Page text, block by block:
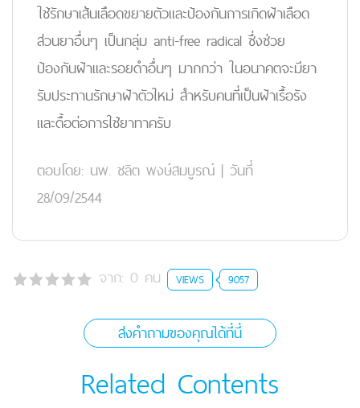
ใช้รักษาเส้นเลือดขยายตัวและป้องกันการเกิดฝ้าเลือด
ส่วนยาอื่นๆ เป็นกลุ่ม anti-free radical ซึ่งช่วย
ป้องกันฝ้าและรอยดำอื่นๆ มากกว่า ในอนาคตจะมียา
รับประทานรักษาฝ้าตัวใหม่ สำหรับคนที่เป็นฝ้าเรื้อรัง
และดื้อต่อการใช้ยาทาครับ
ตอบโดย: นพ. ชลิต พงษ์สมบูรณ์ | วันที่
28/09/2544
จาก: 0 คน VIEWS 9057
ส่งคำถามของคุณได้ที่นี่
Related Contents